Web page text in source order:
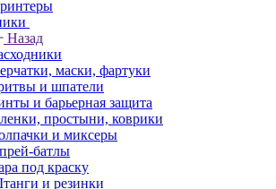
Назад
маски, фартуки
и шпатели
и барьерная защита
простыни, коврики
и миксеры
батлы
под краску
и резинки